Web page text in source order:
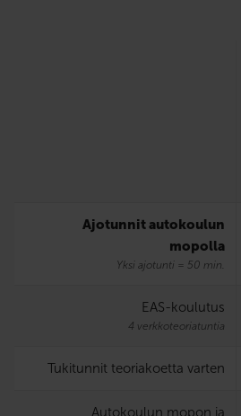
Ajotunnit autokoulun
mopolla
Yksi ajotunti = 50 min.
EAS-koulutus
4 verkkoteoriatuntia
Tukitunnit teoriakoetta varten
Autokoulun mopon ja